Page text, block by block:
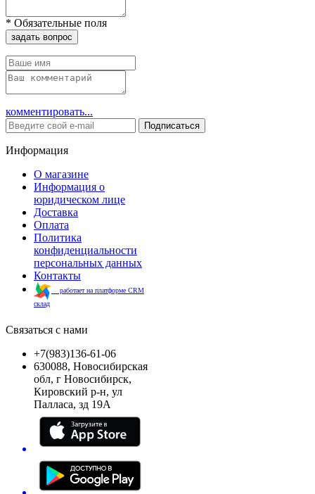
* Обязательные поля
задать вопрос
комментировать...
Подписаться
Информация
О магазине
Информация о
юридическом лице
Доставка
Оплата
Политика
конфиденциальности
персональных данных
Контакты
работает на платформе CRM
склад
Связаться с нами
+7(983)136-61-06
630088, Новосибирская
обл, г Новосибирск,
Кировский р-н, ул
Палласа, зд 19А